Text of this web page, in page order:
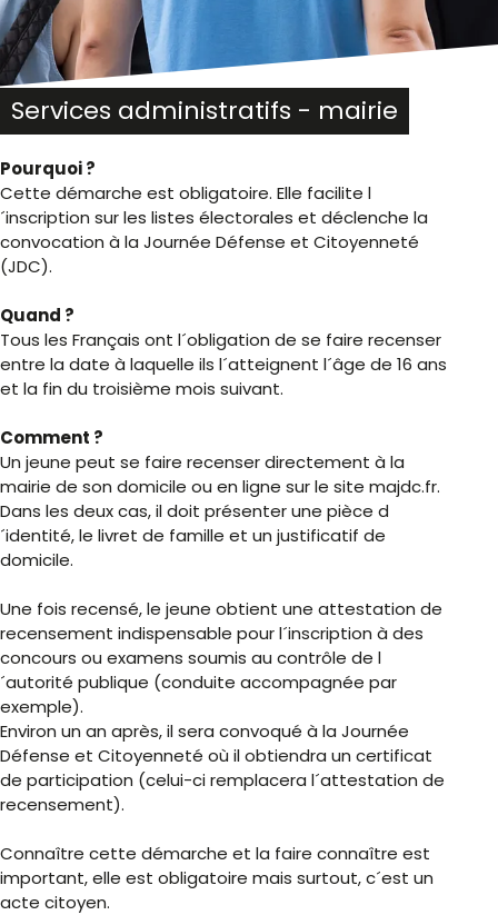
Services administratifs - mairie
Pourquoi ?
Cette démarche est obligatoire. Elle facilite l
´inscription sur les listes électorales et déclenche la
convocation à la Journée Défense et Citoyenneté
(JDC).
Quand ?
Tous les Français ont l´obligation de se faire recenser
entre la date à laquelle ils l´atteignent l´âge de 16 ans
et la fin du troisième mois suivant.
Comment ?
Un jeune peut se faire recenser directement à la
mairie de son domicile ou en ligne sur le site majdc.fr.
Dans les deux cas, il doit présenter une pièce d
´identité, le livret de famille et un justificatif de
domicile.
Une fois recensé, le jeune obtient une attestation de
recensement indispensable pour l´inscription à des
concours ou examens soumis au contrôle de l
´autorité publique (conduite accompagnée par
exemple).
Environ un an après, il sera convoqué à la Journée
Défense et Citoyenneté où il obtiendra un certificat
de participation (celui-ci remplacera l´attestation de
recensement).
Connaître cette démarche et la faire connaître est
important, elle est obligatoire mais surtout, c´est un
acte citoyen.